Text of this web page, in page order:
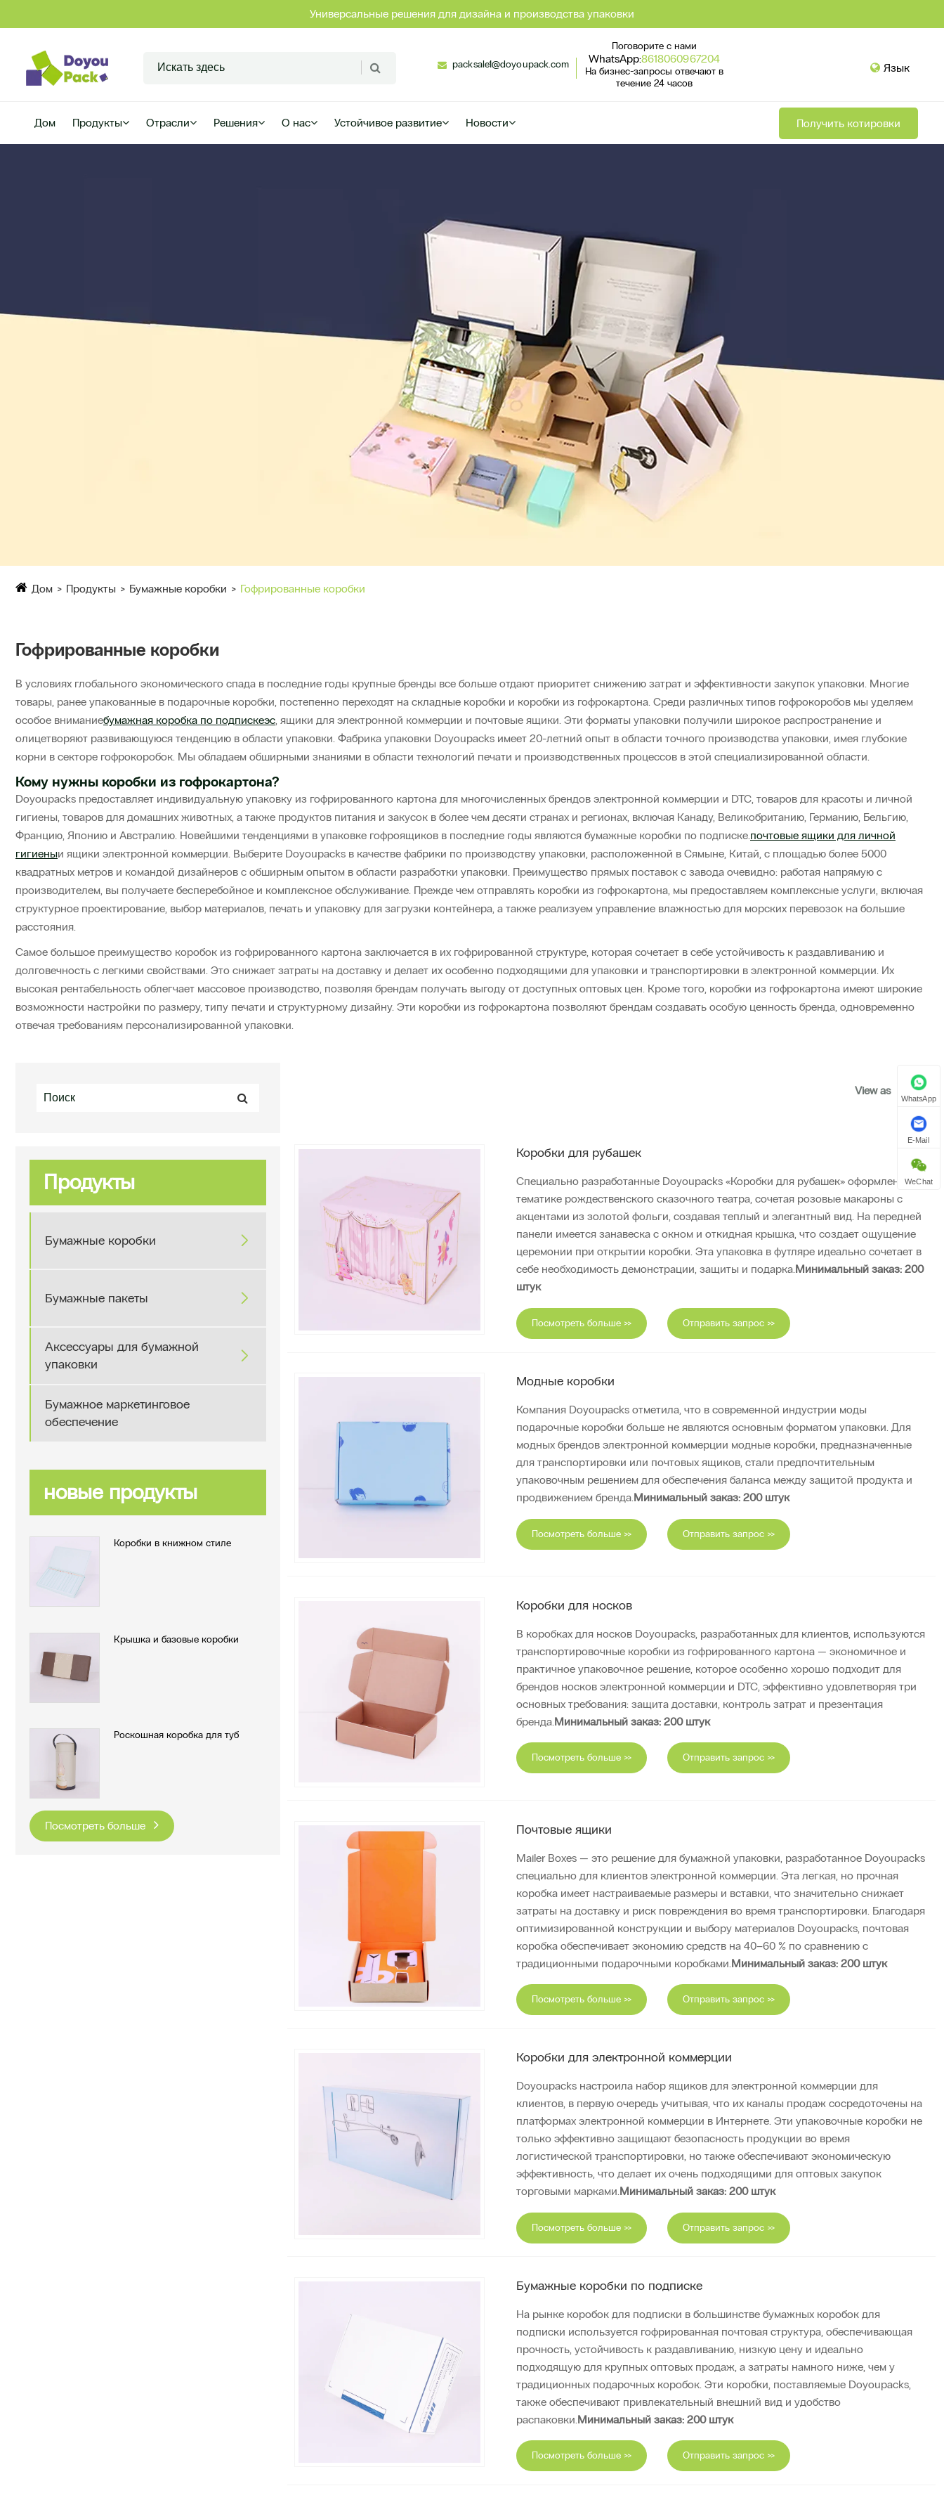
Универсальные решения для дизайна и производства упаковки
packsale1@doyoupack.com
Поговорите с нами
WhatsApp:8618060967204
На бизнес-запросы отвечают в
течение 24 часов
Язык
Дом Продукты Отрасли Решения О нас Устойчивое развитие Новости Получить котировки
Дом Продукты Бумажные коробки Гофрированные коробки
Гофрированные коробки
В условиях глобального экономического спада в последние годы крупные бренды все больше отдают приоритет снижению затрат и эффективности закупок упаковки. Многие
товары, ранее упакованные в подарочные коробки, постепенно переходят на складные коробки и коробки из гофрокартона. Среди различных типов гофрокоробов мы уделяем
особое вниманиебумажная коробка по подпискеэс, ящики для электронной коммерции и почтовые ящики. Эти форматы упаковки получили широкое распространение и
олицетворяют развивающуюся тенденцию в области упаковки. Фабрика упаковки Doyoupacks имеет 20-летний опыт в области точного производства упаковки, имея глубокие
корни в секторе гофрокоробок. Мы обладаем обширными знаниями в области технологий печати и производственных процессов в этой специализированной области.
Кому нужны коробки из гофрокартона?
Doyoupacks предоставляет индивидуальную упаковку из гофрированного картона для многочисленных брендов электронной коммерции и DTC, товаров для красоты и личной
гигиены, товаров для домашних животных, а также продуктов питания и закусок в более чем десяти странах и регионах, включая Канаду, Великобританию, Германию, Бельгию,
Францию, Японию и Австралию. Новейшими тенденциями в упаковке гофроящиков в последние годы являются бумажные коробки по подписке.почтовые ящики для личной
гигиеныи ящики электронной коммерции. Выберите Doyoupacks в качестве фабрики по производству упаковки, расположенной в Сямыне, Китай, с площадью более 5000
квадратных метров и командой дизайнеров с обширным опытом в области разработки упаковки. Преимущество прямых поставок с завода очевидно: работая напрямую с
производителем, вы получаете бесперебойное и комплексное обслуживание. Прежде чем отправлять коробки из гофрокартона, мы предоставляем комплексные услуги, включая
структурное проектирование, выбор материалов, печать и упаковку для загрузки контейнера, а также реализуем управление влажностью для морских перевозок на большие
расстояния.
Самое большое преимущество коробок из гофрированного картона заключается в их гофрированной структуре, которая сочетает в себе устойчивость к раздавливанию и
долговечность с легкими свойствами. Это снижает затраты на доставку и делает их особенно подходящими для упаковки и транспортировки в электронной коммерции. Их
высокая рентабельность облегчает массовое производство, позволяя брендам получать выгоду от доступных оптовых цен. Кроме того, коробки из гофрокартона имеют широкие
возможности настройки по размеру, типу печати и структурному дизайну. Эти коробки из гофрокартона позволяют брендам создавать особую ценность бренда, одновременно
отвечая требованиям персонализированной упаковки.
Продукты
Бумажные коробки 
Бумажные пакеты 
Аксессуары для бумажной
упаковки

Бумажное маркетинговое
обеспечение
новые продукты
Коробки в книжном стиле
Крышка и базовые коробки
Роскошная коробка для туб
Посмотреть больше
View as
Коробки для рубашек
Специально разработанные Doyoupacks «Коробки для рубашек» оформлены в
тематике рождественского сказочного театра, сочетая розовые макароны с
акцентами из золотой фольги, создавая теплый и элегантный вид. На передней
панели имеется занавеска с окном и откидная крышка, что создает ощущение
церемонии при открытии коробки. Эта упаковка в футляре идеально сочетает в
себе необходимость демонстрации, защиты и подарка.Минимальный заказ: 200
штук
Посмотреть больше >> Отправить запрос >>
Модные коробки
Компания Doyoupacks отметила, что в современной индустрии моды
подарочные коробки больше не являются основным форматом упаковки. Для
модных брендов электронной коммерции модные коробки, предназначенные
для транспортировки или почтовых ящиков, стали предпочтительным
упаковочным решением для обеспечения баланса между защитой продукта и
продвижением бренда.Минимальный заказ: 200 штук
Посмотреть больше >> Отправить запрос >>
Коробки для носков
В коробках для носков Doyoupacks, разработанных для клиентов, используются
транспортировочные коробки из гофрированного картона — экономичное и
практичное упаковочное решение, которое особенно хорошо подходит для
брендов носков электронной коммерции и DTC, эффективно удовлетворяя три
основных требования: защита доставки, контроль затрат и презентация
бренда. Минимальный заказ: 200 штук
Посмотреть больше >> Отправить запрос >>
Почтовые ящики
Mailer Boxes — это решение для бумажной упаковки, разработанное Doyoupacks
специально для клиентов электронной коммерции. Эта легкая, но прочная
коробка имеет настраиваемые размеры и вставки, что значительно снижает
затраты на доставку и риск повреждения во время транспортировки. Благодаря
оптимизированной конструкции и выбору материалов Doyoupacks, почтовая
коробка обеспечивает экономию средств на 40–60 % по сравнению с
традиционными подарочными коробками. Минимальный заказ: 200 штук
Посмотреть больше >> Отправить запрос >>
Коробки для электронной коммерции
Doyoupacks настроила набор ящиков для электронной коммерции для
клиентов, в первую очередь учитывая, что их каналы продаж сосредоточены на
платформах электронной коммерции в Интернете. Эти упаковочные коробки не
только эффективно защищают безопасность продукции во время
логистической транспортировки, но также обеспечивают экономическую
эффективность, что делает их очень подходящими для оптовых закупок
торговыми марками.Минимальный заказ: 200 штук
Посмотреть больше >> Отправить запрос >>
Бумажные коробки по подписке
На рынке коробок для подписки в большинстве бумажных коробок для
подписки используется гофрированная почтовая структура, обеспечивающая
прочность, устойчивость к раздавливанию, низкую цену и идеально
подходящую для крупных оптовых продаж, а затраты намного ниже, чем у
традиционных подарочных коробок. Эти коробки, поставляемые Doyoupacks,
также обеспечивают привлекательный внешний вид и удобство
распаковки. Минимальный заказ: 200 штук
Посмотреть больше >> Отправить запрос >>
WhatsApp
E-Mail
WeChat